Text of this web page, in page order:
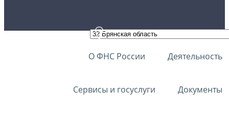
О ФНС России Деятельность
Сервисы и госуслуги Документы